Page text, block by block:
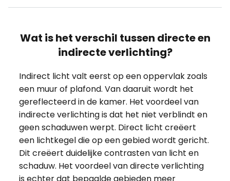
Wat is het verschil tussen directe en
indirecte verlichting?
Indirect licht valt eerst op een oppervlak zoals
een muur of plafond. Van daaruit wordt het
gereflecteerd in de kamer. Het voordeel van
indirecte verlichting is dat het niet verblindt en
geen schaduwen werpt. Direct licht creëert
een lichtkegel die op een gebied wordt gericht.
Dit creëert duidelijke contrasten van licht en
schaduw. Het voordeel van directe verlichting
is echter dat bepaalde gebieden meer